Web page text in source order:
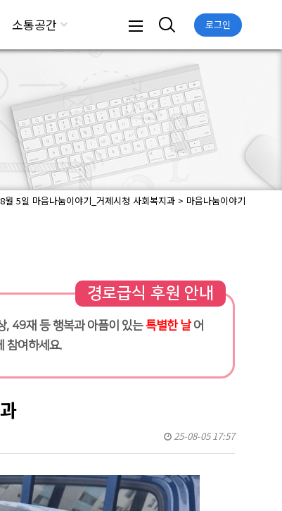
로그인
소통공간
월 5일 마음나눔이야기_거제시청 사회복지과 > 마음나눔이야기
경로급식 후원 안내
, 49재 등 행복과 아픔이 있는특별한 날어
참여하세요.
25-08-05 17:57